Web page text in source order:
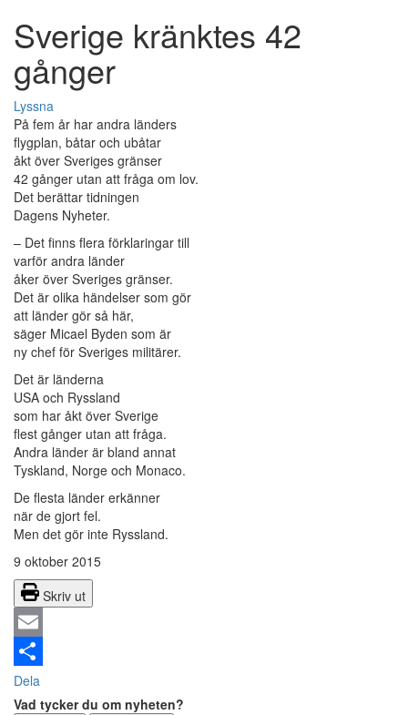
Sverige kränktes 42
gånger
Lyssna
På fem år har andra länders
flygplan, båtar och ubåtar
åkt över Sveriges gränser
42 gånger utan att fråga om lov.
Det berättar tidningen
Dagens Nyheter.
– Det finns flera förklaringar till
varför andra länder
åker över Sveriges gränser.
Det är olika händelser som gör
att länder gör så här,
säger Micael Byden som är
ny chef för Sveriges militärer.
Det är länderna
USA och Ryssland
som har åkt över Sverige
flest gånger utan att fråga.
Andra länder är bland annat
Tyskland, Norge och Monaco.
De flesta länder erkänner
när de gjort fel.
Men det gör inte Ryssland.
9 oktober 2015
Skriv ut
Email
Dela
Vad tycker du om nyheten?